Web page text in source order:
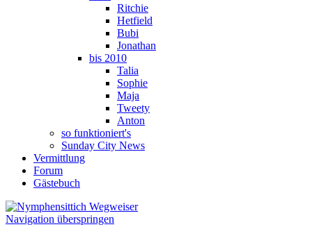
Ritchie
Hetfield
Bubi
Jonathan
bis 2010
Talia
Sophie
Maja
Tweety
Anton
so funktioniert's
Sunday City News
Vermittlung
Forum
Gästebuch
Navigation überspringen